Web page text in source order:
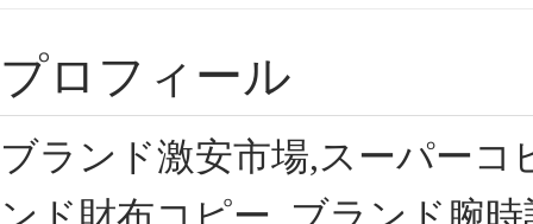
プロフィール
ブランド激安市場,スーパー